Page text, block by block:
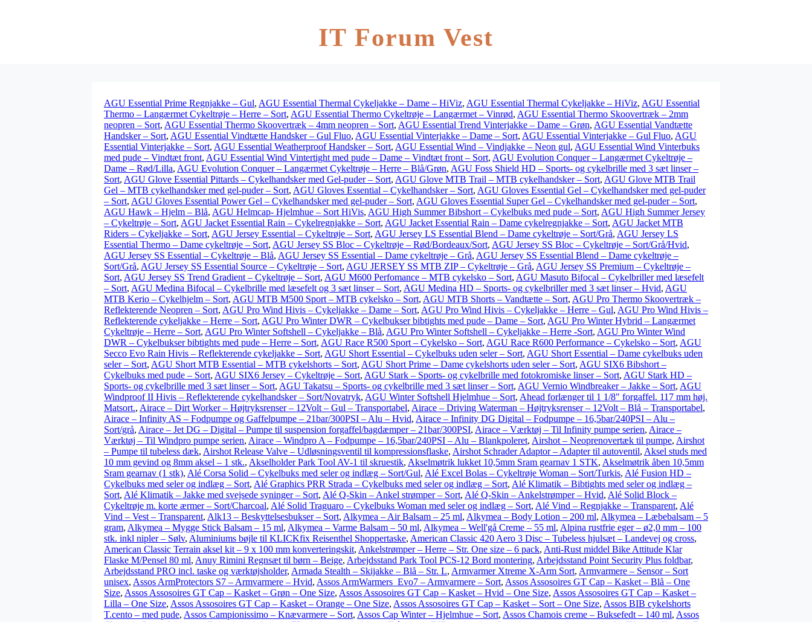
IT Forum Vest
AGU Essential Prime Regnjakke – Gul, AGU Essential Thermal Cykeljakke – Dame – HiViz, AGU Essential Thermal Cykeljakke – HiViz, AGU Essential
Thermo – Langærmet Cykeltrøje – Herre – Sort, AGU Essential Thermo Cykeltrøje – Langærmet – Vinrød, AGU Essential Thermo Skoovertræk – 2mm
neopren – Sort, AGU Essential Thermo Skoovertræk – 4mm neopren – Sort, AGU Essential Trend Vinterjakke – Dame – Grøn, AGU Essential Vandtætte
Handsker – Sort, AGU Essential Vindtætte Handsker – Gul Fluo, AGU Essential Vinterjakke – Dame – Sort, AGU Essential Vinterjakke – Gul Fluo, AGU
Essential Vinterjakke – Sort, AGU Essential Weatherproof Handsker – Sort, AGU Essential Wind – Vindjakke – Neon gul, AGU Essential Wind Vinterbuks
med pude – Vindtæt front, AGU Essential Wind Vintertight med pude – Dame – Vindtæt front – Sort, AGU Evolution Conquer – Langærmet Cykeltrøje –
Dame – Rød/Lilla, AGU Evolution Conquer – Langærmet Cykeltrøje – Herre – Blå/Grøn, AGU Foss Shield HD – Sports- og cykelbrille med 3 sæt linser –
Sort, AGU Glove Essential Pittards – Cykelhandsker med Gel-puder – Sort, AGU Glove MTB Trail – MTB cykelhandsker – Sort, AGU Glove MTB Trail
Gel – MTB cykelhandsker med gel-puder – Sort, AGU Gloves Essential – Cykelhandsker – Sort, AGU Gloves Essential Gel – Cykelhandsker med gel-puder
– Sort, AGU Gloves Essential Power Gel – Cykelhandsker med gel-puder – Sort, AGU Gloves Essential Super Gel – Cykelhandsker med gel-puder – Sort,
AGU Hawk – Hjelm – Blå, AGU Helmcap- Hjelmhue – Sort HiVis, AGU High Summer Bibshort – Cykelbuks med pude – Sort, AGU High Summer Jersey
– Cykeltrøje – Sort, AGU Jacket Essential Rain – Cykelregnjakke – Sort, AGU Jacket Essential Rain – Dame cykelregnjakke – Sort, AGU Jacket MTB
Riders – Cykeljakke – Sort, AGU Jersey Essential – Cykeltrøje – Sort, AGU Jersey LS Essential Blend – Dame cykeltrøje – Sort/Grå, AGU Jersey LS
Essential Thermo – Dame cykeltrøje – Sort, AGU Jersey SS Bloc – Cykeltrøje – Rød/Bordeaux/Sort, AGU Jersey SS Bloc – Cykeltrøje – Sort/Grå/Hvid,
AGU Jersey SS Essential – Cykeltrøje – Blå, AGU Jersey SS Essential – Dame cykeltrøje – Grå, AGU Jersey SS Essential Blend – Dame cykeltrøje –
Sort/Grå, AGU Jersey SS Essential Source – Cykeltrøje – Sort, AGU JERSEY SS MTB ZIP – Cykeltrøje – Grå, AGU Jersey SS Premium – Cykeltrøje –
Sort, AGU Jersey SS Trend Gradient – Cykeltrøje – Sort, AGU M600 Perfomance – MTB cykelsko – Sort, AGU Masuto Bifocal – Cykelbriller med læsefelt
– Sort, AGU Medina Bifocal – Cykelbrille med læsefelt og 3 sæt linser – Sort, AGU Medina HD – Sports- og cykelbriller med 3 sæt linser – Hvid, AGU
MTB Kerio – Cykelhjelm – Sort, AGU MTB M500 Sport – MTB cykelsko – Sort, AGU MTB Shorts – Vandtætte – Sort, AGU Pro Thermo Skoovertræk –
Reflekterende Neopren – Sort, AGU Pro Wind Hivis – Cykeljakke – Dame – Sort, AGU Pro Wind Hivis – Cykeljakke – Herre – Gul, AGU Pro Wind Hivis –
Reflekterende cykeljakke – Herre – Sort, AGU Pro Winter DWR – Cykelbukser bibtights med pude – Dame – Sort, AGU Pro Winter Hybrid – Langærmet
Cykeltrøje – Herre – Sort, AGU Pro Winter Softshell – Cykeljakke – Blå, AGU Pro Winter Softshell – Cykeljakke – Herre -Sort, AGU Pro Winter Wind
DWR – Cykelbukser bibtights med pude – Herre – Sort, AGU Race R500 Sport – Cykelsko – Sort, AGU Race R600 Performance – Cykelsko – Sort, AGU
Secco Evo Rain Hivis – Reflekterende cykeljakke – Sort, AGU Short Essential – Cykelbuks uden seler – Sort, AGU Short Essential – Dame cykelbuks uden
seler – Sort, AGU Short MTB Essential – MTB cykelshorts – Sort, AGU Short Prime – Dame cykelshorts uden seler – Sort, AGU SIX6 Bibshort –
Cykelbuks med pude – Sort, AGU SIX6 Jersey – Cykeltrøje – Sort, AGU Stark – Sports- og cykelbrille med fotokromiske linser – Sort, AGU Stark HD –
Sports- og cykelbrille med 3 sæt linser – Sort, AGU Takatsu – Sports- og cykelbrille med 3 sæt linser – Sort, AGU Vernio Windbreaker – Jakke – Sort, AGU
Windproof II Hivis – Reflekterende cykelhandsker – Sort/Novatryk, AGU Winter Softshell Hjelmhue – Sort, Ahead forlænger til 1 1/8" forgaffel. 117 mm høj.
Matsort., Airace – Dirt Worker – Højtryksrenser – 12Volt – Gul – Transportabel, Airace – Driving Waterman – Højtryksrenser – 12Volt – Blå – Transportabel,
Airace – Infinity AS – Fodpumpe og Gaffelpumpe – 21bar/300PSI – Alu – Hvid, Airace – Infinity DG Digital – Fodpumpe – 16,5bar/240PSI – Alu –
Sort/grå, Airace – Jet DG – Digital – Pumpe til suspension forgaffel/bagdæmper – 21bar/300PSI, Airace – Værktøj – Til Infinity pumpe serien, Airace –
Værktøj – Til Windpro pumpe serien, Airace – Windpro A – Fodpumpe – 16,5bar/240PSI – Alu – Blankpoleret, Airshot – Neoprenovertæk til pumpe, Airshot
– Pumpe til tubeless dæk, Airshot Release Valve – Udløsningsventil til kompressionsflaske, Airshot Schrader Adaptor – Adapter til autoventil, Aksel studs med
10 mm gevind og 8mm aksel – 1 stk., Akselholder Park Tool AV-1 til skruestik, Akselmøtrik lukket 10,5mm Sram gearnav 1 STK, Akselmøtrik åben 10,5mm
Sram gearnav (1 stk), Alé Corsa Solid – Cykelbuks med seler og indlæg – Sort/Gul, Alé Excel Bolas – Cykeltrøje Woman – Sort/Turkis, Alé Fusion HD –
Cykelbuks med seler og indlæg – Sort, Alé Graphics PRR Strada – Cykelbuks med seler og indlæg – Sort, Alé Klimatik – Bibtights med seler og indlæg –
Sort, Alé Klimatik – Jakke med svejsede syninger – Sort, Alé Q-Skin – Ankel strømper – Sort, Alé Q-Skin – Ankelstrømper – Hvid, Alé Solid Block –
Cykeltrøje m. korte ærmer – Sort/Charcoal, Alé Solid Traguaro – Cykelbuks Woman med seler og indlæg – Sort, Alé Vind – Regnjakke – Transparent, Alé
Vind – Vest – Transparent, Alk13 – Beskyttelsesbukser – Sort, Alkymea – Air Balsam – 25 ml, Alkymea – Body Lotion – 200 ml, Alkymea – Læbebalsam – 5
gram, Alkymea – Mygge Stick Balsam – 15 ml, Alkymea – Varme Balsam – 50 ml, Alkymea – Well'gå Creme – 55 ml, Alpina rustfrie eger – ø2,0 mm – 100
stk. inkl nipler – Sølv, Aluminiums bøjle til KLICKfix Reisenthel Shoppertaske, American Classic 420 Aero 3 Disc – Tubeless hjulsæt – Landevej og cross,
American Classic Terrain aksel kit – 9 x 100 mm konverteringskit, Ankelstrømper – Herre – Str. One size – 6 pack, Anti-Rust middel Bike Attitude Klar
Flaske M/Pensel 80 ml, Anuy Rimini Regnsæt til børn – Beige, Arbejdsstand Park Tool PCS-12 Bord montering, Arbejdsstand Point Security Plus foldbar,
Arbejdsstand PRO incl. taske og værktøjsholder, Armada Stealth – Skijakke – Blå – Str. L, Armvarmer Xtreme X-Arm Sort, Armvarmere – Sensor – Sort
unisex, Assos ArmProtectors S7 – Armvarmere – Hvid, Assos ArmWarmers_Evo7 – Armvarmere – Sort, Assos Assosoires GT Cap – Kasket – Blå – One
Size, Assos Assosoires GT Cap – Kasket – Grøn – One Size, Assos Assosoires GT Cap – Kasket – Hvid – One Size, Assos Assosoires GT Cap – Kasket –
Lilla – One Size, Assos Assosoires GT Cap – Kasket – Orange – One Size, Assos Assosoires GT Cap – Kasket – Sort – One Size, Assos BIB cykelshorts
T.cento – med pude, Assos Campionissimo – Knævarmere – Sort, Assos Cap Winter – Hjelmhue – Sort, Assos Chamois creme – Buksefedt – 140 ml, Assos